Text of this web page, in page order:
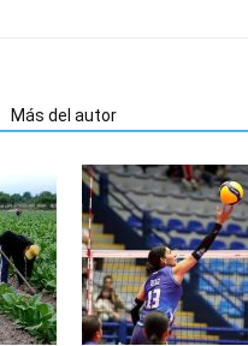
Más del autor